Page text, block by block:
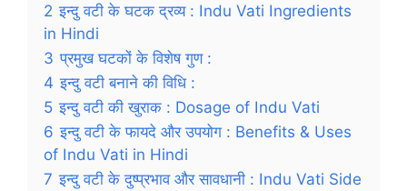
2 इन्दु वटी के घटक द्रव्य : Indu Vati Ingredients
in Hindi
3 प्रमुख घटकों के विशेष गुण :
4 इन्दु वटी बनाने की विधि :
5 इन्दु वटी की खुराक : Dosage of Indu Vati
6 इन्दु वटी के फायदे और उपयोग : Benefits & Uses
of Indu Vati in Hindi
7 इन्दु वटी के दुष्प्रभाव और सावधानी : Indu Vati Side